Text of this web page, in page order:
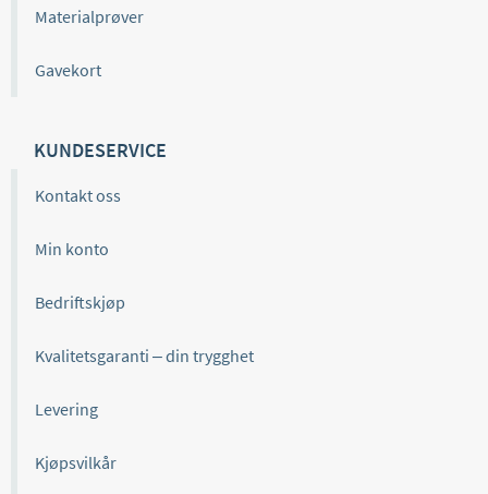
Materialprøver
Gavekort
KUNDESERVICE
Kontakt oss
Min konto
Bedriftskjøp
Kvalitetsgaranti – din trygghet
Levering
Kjøpsvilkår